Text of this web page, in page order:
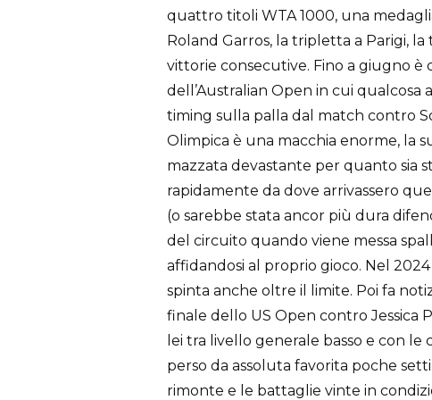
quattro titoli WTA 1000, una
Roland Garros, la tripletta a Parigi,
vittorie consecutive. Fino a giugno è
dell’Australian Open in cui
timing sulla palla dal match contro
Olimpica è una macchia enorme, la
mazzata devastante per quanto sia
rapidamente da dove arrivassero
(o sarebbe stata ancor più dura
del circuito quando viene messa
affidandosi al proprio gioco. Nel
spinta anche oltre il limite. Poi fa
finale dello US Open contro Jessica
lei tra livello generale basso e con
perso da assoluta favorita poche
rimonte e le battaglie vinte in